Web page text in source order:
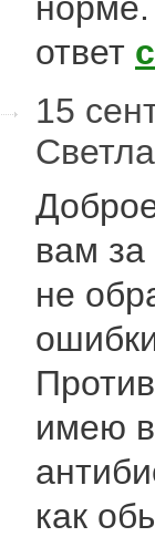
ответ
15
вам
не
имею
как